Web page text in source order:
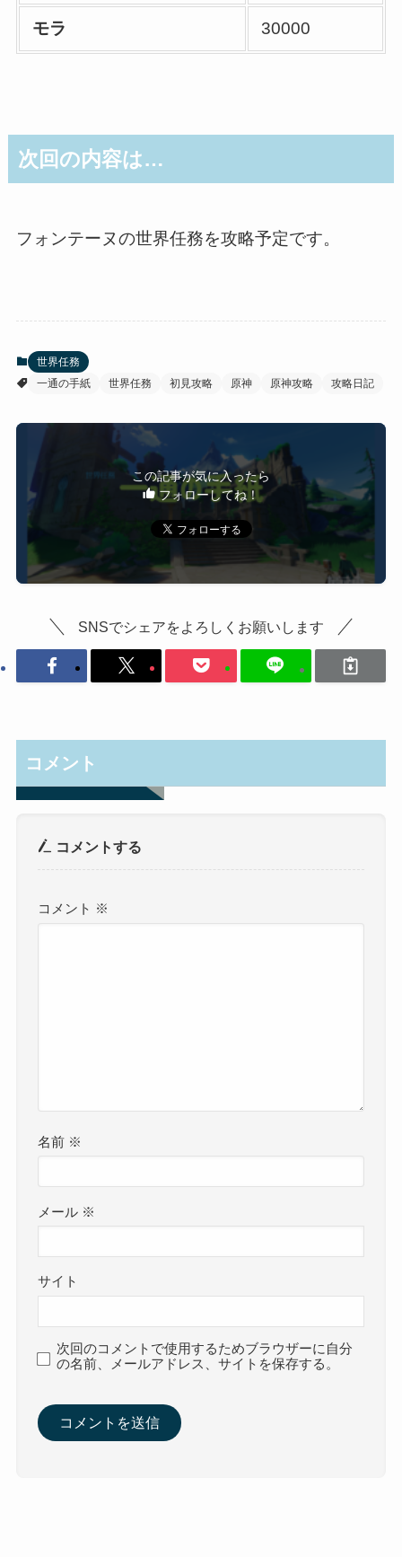
モラ 30000
次回の内容は…
フォンテーヌの世界任務を攻略予定です。
世界任務
一通の手紙
世界任務 初見攻略 原神 原神攻略 攻略日記
この記事が気に入ったら
フォローしてね！
SNSでシェアをよろしくお願いします
コメント
コメントする
コメント ※
名前 ※
メール ※
サイト
次回のコメントで使用するためブラウザーに自分
の名前、メールアドレス、サイトを保存する。